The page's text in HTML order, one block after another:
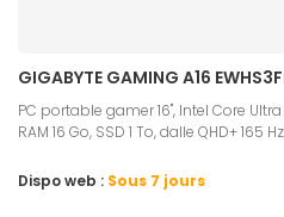
GIGABYTE GAMING A16
PC portable gamer 16", Intel Core Ultra
RAM 16 Go, SSD 1 To, dalle QHD+ 165
Dispo web : Sous 7 jours